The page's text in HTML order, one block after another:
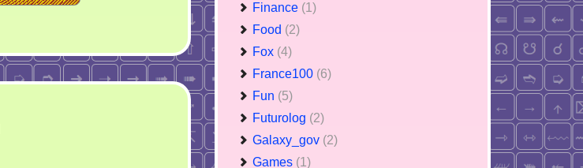
Finance (1)
Food (2)
Fox (4)
France100 (6)
Fun (5)
Futurolog (2)
Galaxy_gov (2)
Games (1)